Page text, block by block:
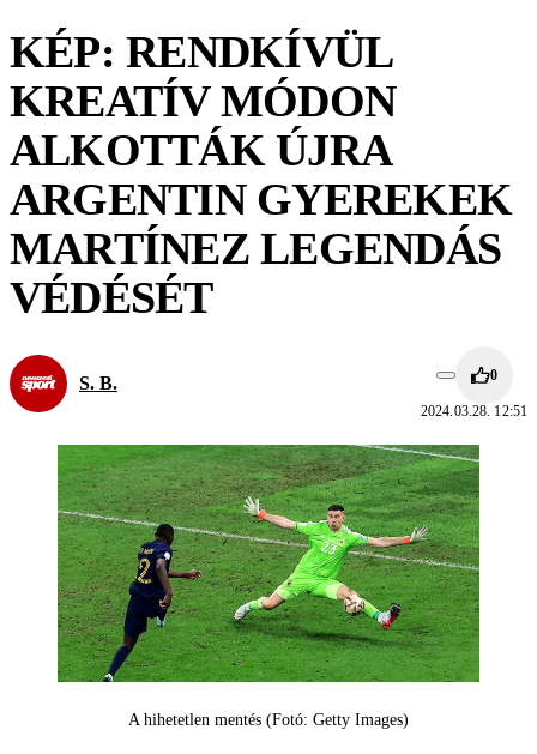
KÉP: RENDKÍVÜL
KREATÍV MÓDON
ALKOTTÁK ÚJRA
ARGENTIN GYEREKEK
MARTÍNEZ LEGENDÁS
VÉDÉSÉT
S. B. 0
2024.03.28. 12:51
A hihetetlen mentés (Fotó: Getty Images)